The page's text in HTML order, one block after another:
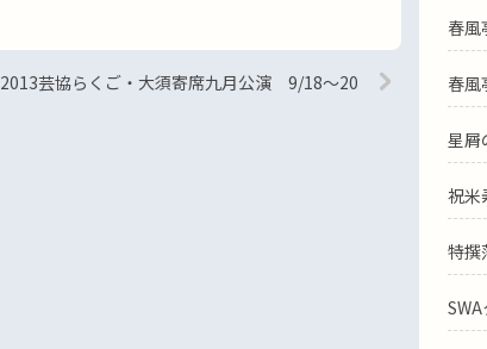
2013芸協らくご・大須寄席九月公演 9/18～20
春
春風
星
祝米
特